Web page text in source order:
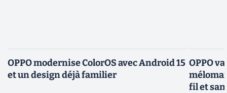
OPPO modernise ColorOS avec Android 15
et un design déjà familier
OPPO
fil et